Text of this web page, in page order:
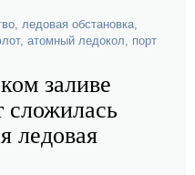
, ледовая обстановка,
, атомный ледокол, порт
заливе
сложилась
ледовая